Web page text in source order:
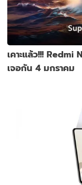
เคาะแล้ว!!! Redmi
เจอกัน 4 มกราคม